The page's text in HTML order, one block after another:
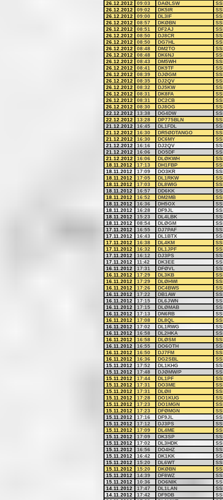
26.12.2012
09:03 DAØLSW
26.12.2012
09:02 DK5IR
26.12.2012
09:00 DL3IF
26.12.2012
08:57 DKØBN
26.12.2012
08:51 DF2AJ
26.12.2012
08:50 DJ8CR
26.12.2012
08:50 DG7HL
26.12.2012
08:48 DM2TO
26.12.2012
08:48 DK6NJ
26.12.2012
08:43 DM5WH
26.12.2012
08:41 DK9TF
26.12.2012
08:39 DJØGM
26.12.2012
08:35 DJ2QV
26.12.2012
08:32 DJ5KW
26.12.2012
08:31 DK8FA
26.12.2012
08:31 DC2CB
26.12.2012
08:30 DJ8OG
22.12.2012
13:38 DG4DW
22.12.2012
13:28 DP775BLN
21.12.2012
16:45 DL1FDL
21.12.2012
16:30 DR5ØDTANGO
21.12.2012
16:30 DC6MY
21.12.2012
16:16 DJ2QV
21.12.2012
16:06 DO5DF
21.12.2012
16:06 DLØKWH
18.11.2012
17:13 DH1FBP
18.11.2012
17:09 DO3KR
18.11.2012
17:05 DL1RKW
18.11.2012
17:03 DL8WIG
18.11.2012
16:57 DD6KK
18.11.2012
16:52 DM2MB
18.11.2012
16:36 DH5OX
18.11.2012
16:28 DF9JL
18.11.2012
15:23 DL4LBK
18.11.2012
08:54 DLØGM
17.11.2012
16:55 DJ7PAF
17.11.2012
16:43 DL1BTX
17.11.2012
16:38 DL4KM
17.11.2012
16:32 DL1JPF
17.11.2012
16:12 DJ3PS
17.11.2012
11:42 DK3EE
16.11.2012
17:31 DFØVL
16.11.2012
17:29 DL3KB
16.11.2012
17:29 DLØHWI
16.11.2012
17:26 DC4BWS
16.11.2012
17:22 DB1AW
16.11.2012
17:15 DL6JWN
16.11.2012
17:15 DLØMAB
16.11.2012
17:13 DN6RB
16.11.2012
17:08 DL8QL
16.11.2012
17:02 DL1RWG
16.11.2012
16:58 DL2HKA
16.11.2012
16:58 DLØSM
16.11.2012
16:55 DO6OTH
16.11.2012
16:50 DJ7FM
16.11.2012
16:36 DG2SBL
15.11.2012
17:52 DL1KHG
15.11.2012
17:48 DJØMW/P
15.11.2012
17:44 DL1PF
15.11.2012
17:31 DO3ME
15.11.2012
17:31 DLØII
15.11.2012
17:28 DO1KUG
15.11.2012
17:23 DO1MGN
15.11.2012
17:23 DFØMGN
15.11.2012
17:16 DF9JL
15.11.2012
17:12 DJ3PS
15.11.2012
17:09 DL4ME
15.11.2012
17:09 DK3SP
15.11.2012
17:02 DL3HDK
15.11.2012
16:56 DO4HZ
15.11.2012
16:42 DK1KK
15.11.2012
15:20 DL6WT
15.11.2012
15:20 DKØBN
15.11.2012
14:39 DF8WZ
15.11.2012
10:36 DO6NIK
14.11.2012
17:47 DL1LAN
14.11.2012
17:42 DF9DB